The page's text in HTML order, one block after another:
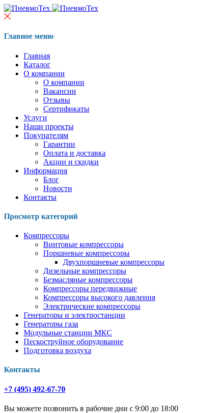
Главное меню
Главная
Каталог
О компании
О компании
Вакансии
Отзывы
Сертификаты
Услуги
Наши проекты
Покупателям
Гарантии
Оплата и доставка
Акции и скидки
Информация
Блог
Новости
Контакты
Просмотр категорий
Компрессоры
Винтовые компрессоры
Поршневые компрессоры
Двухпоршневые компрессоры
Дизельные компрессоры
Безмасляные компрессоры
Компрессоры передвижные
Компрессоры высокого давления
Электрические компрессоры
Генераторы и электростанции
Генераторы газа
Модульные станции МКС
Пескоструйное оборудование
Подготовка воздуха
Контакты
+7 (495) 492-67-70
Вы можете позвонить в рабочие дни с 9:00 до 18:00